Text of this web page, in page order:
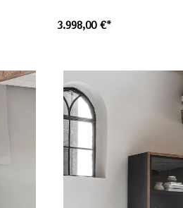
3.998,00 €*